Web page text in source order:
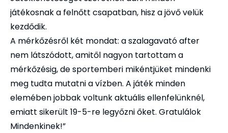
játékosnak a felnőtt csapatban, hisz a jövő velük
kezdődik.
A mérkőzésről két mondat: a szalagavató after
nem látszódott, amitől nagyon tartottam a
mérkőzésig, de sportemberi mikéntjüket mindenki
meg tudta mutatni a vízben. A játék minden
elemében jobbak voltunk aktuális ellenfelünknél,
emiatt sikerült 19-5-re legyőzni őket. Gratulálok
Mindenkinek!”